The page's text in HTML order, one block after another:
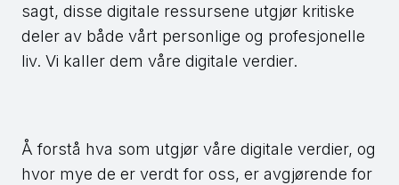
sagt, disse digitale ressursene utgjør kritiske
deler av både vårt personlige og profesjonelle
liv. Vi kaller dem våre digitale verdier.
Å forstå hva som utgjør våre digitale verdier, og
hvor mye de er verdt for oss, er avgjørende for